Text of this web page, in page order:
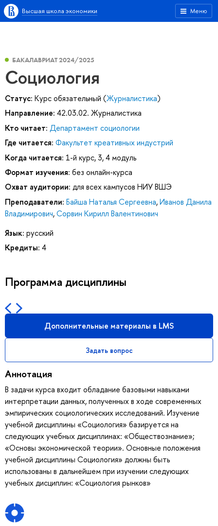
Меню
Высшая школа экономики
БАКАЛАВРИАТ 2024/2025
Социология
Статус: Курс обязательный (Журналистика)
Направление: 42.03.02. Журналистика
Кто читает: Департамент социологии
Где читается: Факультет креативных индустрий
Когда читается: 1-й курс, 3, 4 модуль
Формат изучения: без онлайн-курса
Охват аудитории: для всех кампусов НИУ ВШЭ
Преподаватели: Байша Наталья Сергеевна,Иванов Данила
Владимирович,Сорвин Кирилл Валентинович
Язык: русский
Кредиты: 4
Программа дисциплины
Дополнительные материалы в LMS
Задать вопрос
Аннотация
В задачи курса входит обладание базовыми навыками
интерпретации данных, полученных в ходе современных
эмпирических социологических исследований. Изучение
учебной дисциплины «Социология» базируется на
следующих учебных дисциплинах: «Обществознание»;
«Основы экономической теории». Основные положения
учебной дисциплины Социология» должны быть
использованы в дальнейшем при изучении следующих
учебных дисциплин: «Социология рынков»